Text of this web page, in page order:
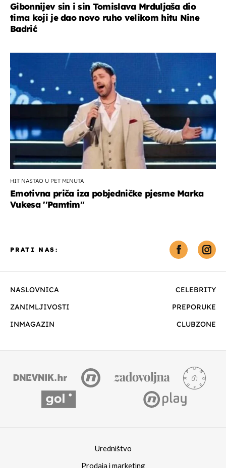
Gibonnijev sin i sin Tomislava Mrduljaša dio
tima koji je dao novo ruho velikom hitu Nine
Badrić
HIT NASTAO U PET MINUTA
Emotivna priča iza pobjedničke pjesme Marka
Vukesa ''Pamtim''
NASLOVNICA
CELEBRITY
ZANIMLJIVOSTI
PREPORUKE
INMAGAZIN
CLUBZONE
PRATI NAS:
Uredništvo
Prodaja i marketing